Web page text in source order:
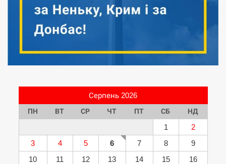
Серпень 2026
ПН ВТ СР ЧТ ПТ СБ НД
1
2
3
4 5 6 7 8
9
10
11 12 13 14 15
16